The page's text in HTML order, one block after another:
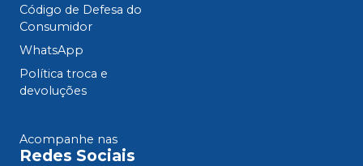
Código de Defesa do
Consumidor
WhatsApp
Política troca e
devoluções
Acompanhe nas
Redes Sociais